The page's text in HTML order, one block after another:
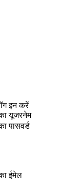
इन करें
यूजरनेम
पासवर्ड
ईमेल